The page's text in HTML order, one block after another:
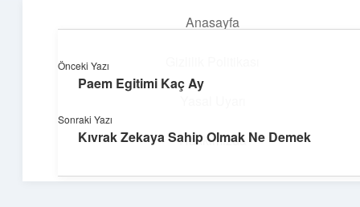
Anasayfa
Hakkımızda
Hafif Fikir Esintisi
Hayatına neşe katan kısa hikayeler!
Önceki Yazı
Paem Egitimi Kaç Ay
Sonraki Yazı
Kıvrak Zekaya Sahip Olmak Ne Demek